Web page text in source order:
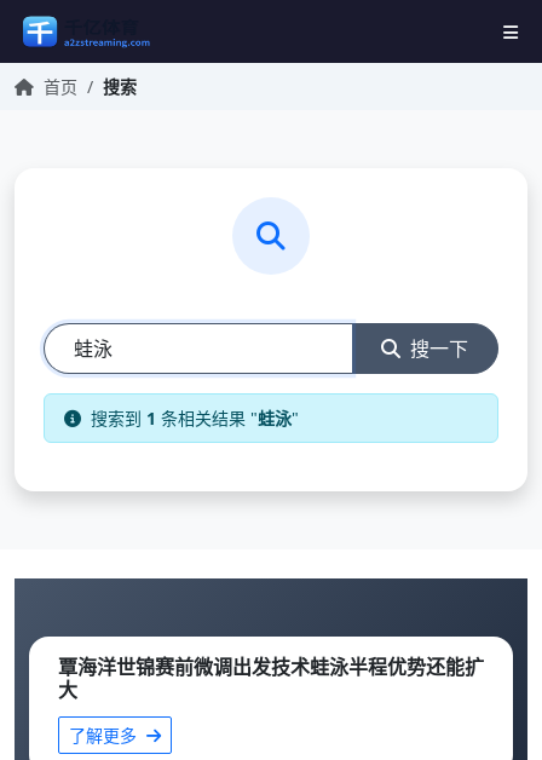
首页 / 搜索
搜一下
搜索到 1 条相关结果 "蛙泳"
覃海洋世锦赛前微调出发技术蛙泳半程优势还能扩
大
了解更多